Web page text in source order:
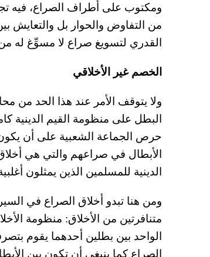
ومكتوب على أطراف الصراع، فيه
من التفاوض والحوار بل والتعايش
القدري لتسويغ صراع لا مسوِّغ له من
الخصم غير الأخلاقي
ولا يتوقف الأمر عند هذا الحد من
البطل على منظومة القيم الدينية
حرص الجماعة الشعبية على أن
الأبطال في صراعهم والتي هي
الدينية للمسلمين الذين يمثلون
ومن هنا تبدو أخلاق الصراع في
متنافرتين من الأخلاق: منظومة
الواحد بين بطلين أحدهما يقوم
الصراع كما ينبغي أن تكون بين